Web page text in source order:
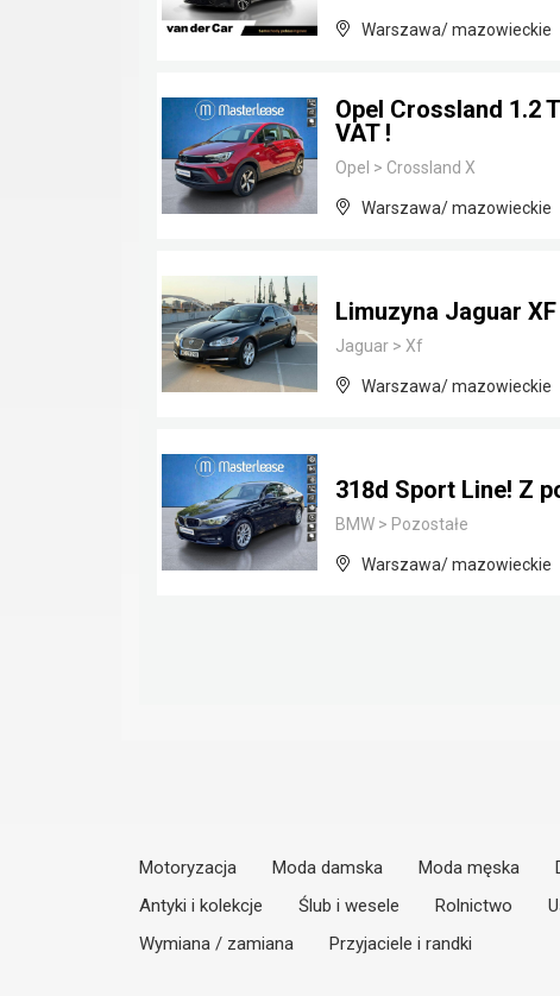
Warszawa/ mazowieckie
Opel Crossland 1.2
VAT !
Opel > Crossland X
Warszawa/ mazowieckie
Limuzyna Jaguar XF
Jaguar > Xf
Warszawa/ mazowieckie
318d Sport Line! Z
BMW > Pozostałe
Warszawa/ mazowieckie
Motoryzacja Moda damska Moda męska
Antyki i kolekcje
Ślub i wesele Rolnictwo
Wymiana / zamiana
Przyjaciele i randki